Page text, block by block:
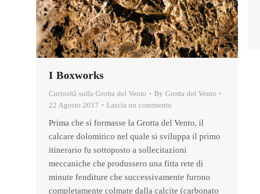
I Boxworks
Curiosità sulla Grotta del Vento By Grotta del Vento
22 Agosto 2017
Lascia un commento
Prima che si formasse la Grotta del Vento, il
calcare dolomitico nel quale si sviluppa il primo
itinerario fu sottoposto a sollecitazioni
meccaniche che produssero una fitta rete di
minute fenditure che successivamente furono
completamente colmate dalla calcite (carbonato